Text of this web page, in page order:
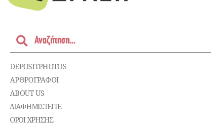
DEPOSITPHOTOS
ΑΡΘΡΟΓΡΑΦΟΙ
ABOUT US
ΔΙΑΦΗΜΙΣΤΕΊΤΕ
ΌΡΟΙ ΧΡΉΣΗΣ